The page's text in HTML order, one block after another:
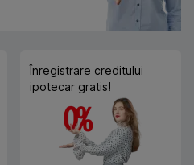
Înregistrare creditului
ipotecar gratis!